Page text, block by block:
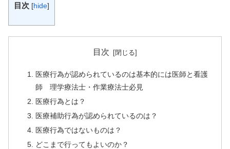
目次 [hide]
目次
医療行為が認められているのは基本的には医師と看護
師 理学療法士・作業療法士必見
医療行為とは？
医療補助行為が認められているのは？
医療行為ではないものは？
どこまで行ってもよいのか？